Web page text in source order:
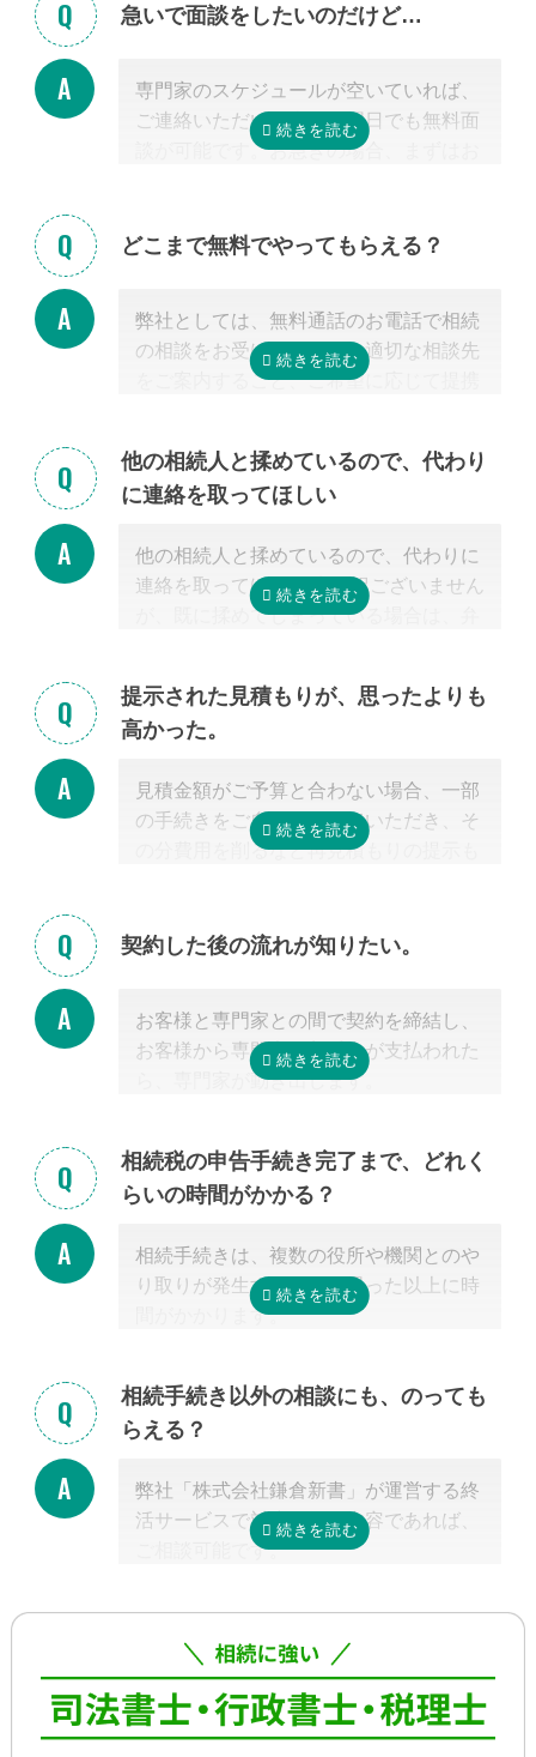
急いで面談をしたいのだけど…
専門家のスケジュールが空いていれば、
ご連絡いただいた当日や翌日でも無料面
談が可能です。お急ぎの場合、まずはお
どこまで無料でやってもらえる？
弊社としては、無料通話のお電話で相続
の相談をお受けすること、適切な相談先
をご案内すること、ご希望に応じて提携
ています。
またご紹介した専門家については、面談
続手続きを明らかにすること、それに対
するお見積りを提示するところまでは無
料で行っています。
クしてほしい」といったご相談は、専門
家の能力を使った実務に当たるため、無
料面談の対象外です。詳しくは専門スタ
他の相続人と揉めているので、代わり
に連絡を取ってほしい
他の相続人と揉めているので、代わりに
連絡を取ってほしい 申し訳ございません
が、既に揉めてしまっている場合は、弁
に相談可能な弁護士が掲載されています
ので、お客様から弁護士事務所に直接ご
提示された見積もりが、思ったよりも
高かった。
見積金額がご予算と合わない場合、一部
の手続きをご自身で行っていただき、そ
の分費用を削るなど再見積もりの提示も
らい場合、弊社専門スタッフがお客様に
契約した後の流れが知りたい。
お客様と専門家との間で契約を締結し、
お客様から専門家に着手金が支払われた
ら、専門家が動き出します。
ル・郵便などを使って進捗状況などの連
絡を取り合う形になります。
ば大丈夫ですので、ご安心ください。
相続税の申告手続き完了まで、どれく
らいの時間がかかる？
相続手続きは、複数の役所や機関とのや
り取りが発生するため、思った以上に時
間がかかります。
り、専門家が効率よく進めたとしても一
般的には全部で約3-4カ月かかると言わ
これに相続税申告が加わると、相談発生
後10カ月以内に申告しなければならない
ため、早めの動き出しが肝心です。
る場合、平日昼間に何度も役所に行くな
どさらに時間がかかるので、専門家に任
せたほうが早く確実に手続きが進み、ス
トレスもなく安心でしょう。
相続手続き以外の相談にも、のっても
らえる？
弊社「株式会社鎌倉新書」が運営する終
活サービスで対応可能な内容であれば、
ご相談可能です。
却支援、のこされた高齢のご家族の見守
り・介護支援、相続した財産の資産運用
のご相談、本位牌や法要・海洋散骨・お
墓など仏事に関するご相談などです。
詳しくは専門スタッフまでお問合せくだ